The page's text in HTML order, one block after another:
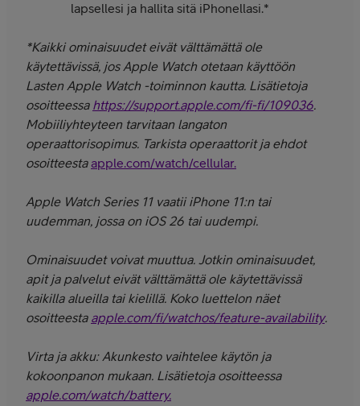
lapsellesi ja hallita sitä iPhonellasi.*
*Kaikki ominaisuudet eivät välttämättä ole
käytettävissä, jos Apple Watch otetaan käyttöön
Lasten Apple Watch -toiminnon kautta. Lisätietoja
osoitteessa https://support.apple.com/fi-fi/109036.
Mobiiliyhteyteen tarvitaan langaton
operaattorisopimus. Tarkista operaattorit ja ehdot
osoitteestaapple.com/watch/cellular.
Apple Watch Series 11 vaatii iPhone 11:n tai
uudemman, jossa on iOS 26 tai uudempi.
Ominaisuudet voivat muuttua. Jotkin ominaisuudet,
apit ja palvelut eivät välttämättä ole käytettävissä
kaikilla alueilla tai kielillä. Koko luettelon näet
osoitteesta apple.com/fi/watchos/feature-availability.
Virta ja akku: Akunkesto vaihtelee käytön ja
kokoonpanon mukaan. Lisätietoja osoitteessa
apple.com/watch/battery.